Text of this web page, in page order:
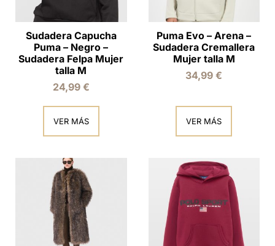
Sudadera Capucha
Puma – Negro –
Sudadera Felpa Mujer
talla M
24,99 €
VER MÁS
Puma Evo – Arena –
Sudadera Cremallera
Mujer talla M
34,99€
VER MÁS